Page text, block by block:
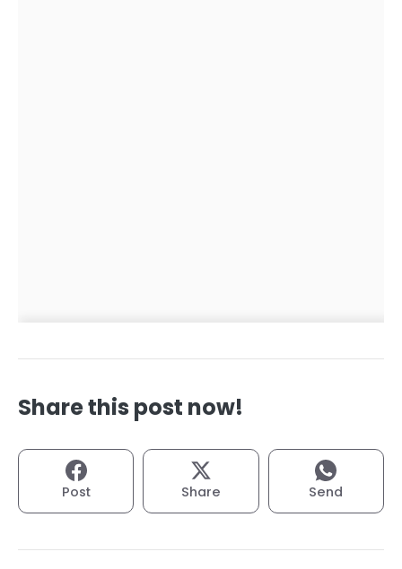
Share this post now!
Post Share Send